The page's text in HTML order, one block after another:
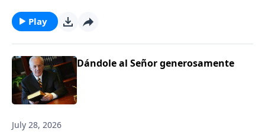
Play
Dándole al Señor generosamente
July 28, 2026